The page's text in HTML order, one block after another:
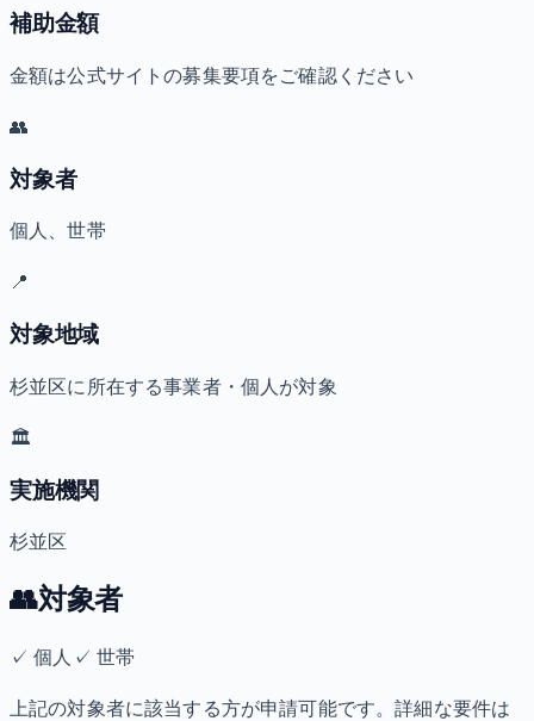
補助金額
金額は公式サイトの募集要項をご確認ください
👥
対象者
個人、世帯
📍
対象地域
杉並区に所在する事業者・個人が対象
🏛️
実施機関
杉並区
👥対象者
✓個人 ✓ 世帯
上記の対象者に該当する方が申請可能です。詳細な要件は